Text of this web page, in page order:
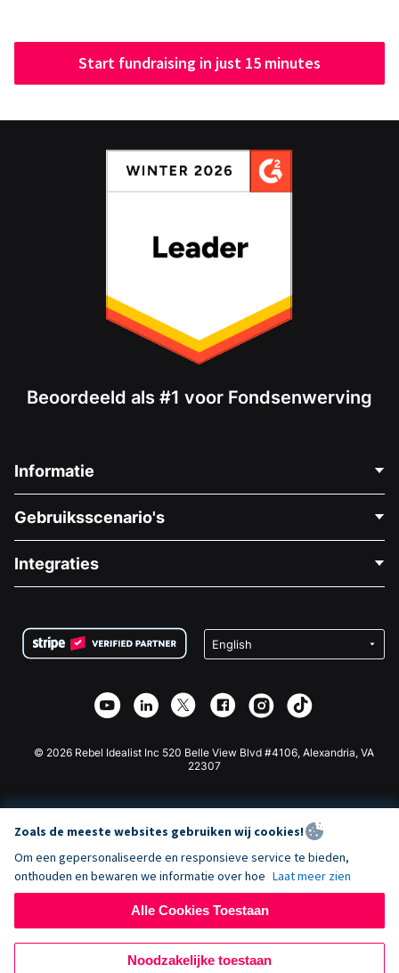
Start fundraising in just 15 minutes
Beoordeeld als #1 voor Fondsenwerving
Informatie
Over Ons
Vacatures
Privacy
Affiliate Partnerschap
Gebruiksscenario's
Medische Fondsenwerving
Goede Doelen Fondsenwerving
Integraties
Wix Donatie Plugin
Webflow Donatie App
Joomla Donatie
© 2026 Rebel Idealist Inc 520 Belle View Blvd #4106, Alexandria, VA
22307
Zoals de meeste websites gebruiken wij cookies!
Om een gepersonaliseerde en responsieve service te bieden,
onthouden en bewaren we informatie over hoe Laat meer zien
Alle Cookies Toestaan
Noodzakelijke toestaan